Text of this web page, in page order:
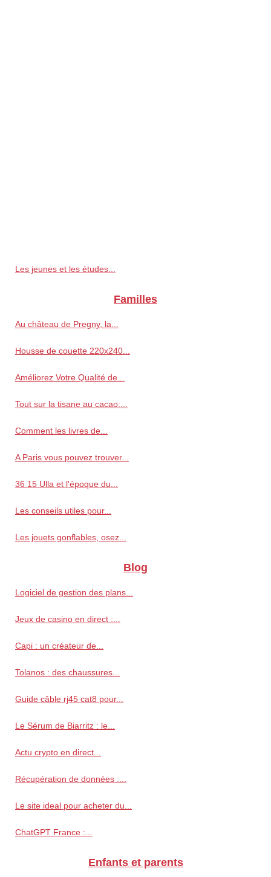
Les jeunes et les études...
Familles
Au château de Pregny, la...
Housse de couette 220x240...
Améliorez Votre Qualité de...
Tout sur la tisane au cacao:...
Comment les livres de...
A Paris vous pouvez trouver...
36 15 Ulla et l'époque du...
Les conseils utiles pour...
Les jouets gonflables, osez...
Blog
Logiciel de gestion des plans...
Jeux de casino en direct :...
Capi : un créateur de...
Tolanos : des chaussures...
Guide câble rj45 cat8 pour...
Le Sérum de Biarritz : le...
Actu crypto en direct...
Récupération de données :...
Le site ideal pour acheter du...
ChatGPT France :...
Enfants et parents